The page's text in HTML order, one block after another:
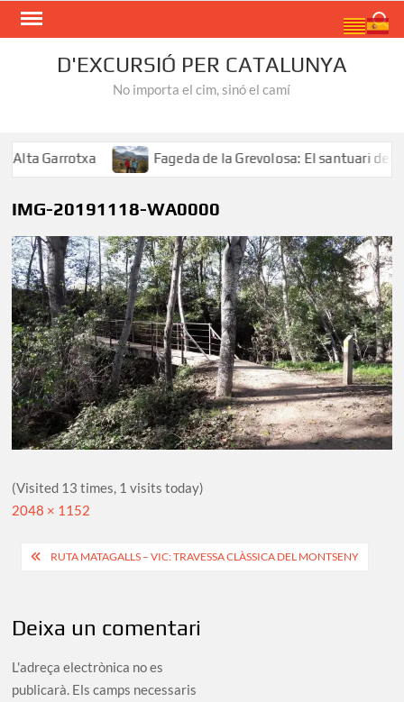
Skip
D'EXCURSIÓ PER CATALUNYA
No importa el cim, sinó el camí
Garrotxa Fageda de la Grevolosa: El santuari dels
IMG-20191118-WA0000
(Visited 13 times, 1 visits today)
Full
2048 × 1152
Navegació
RUTA MATAGALLS – VIC: TRAVESSA CLÀSSICA DEL MONTSENY
Deixa un comentari
L'adreça electrònica no es
publicarà. Els camps necessaris